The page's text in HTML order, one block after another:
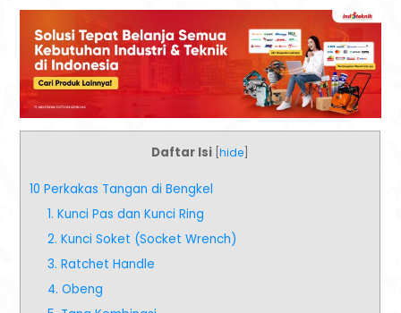
Daftar Isi [hide
10 Perkakas Tangan di Bengkel
1. Kunci Pas dan Kunci Ring
2. Kunci Soket (Socket Wrench)
3. Ratchet Handle
4. Obeng